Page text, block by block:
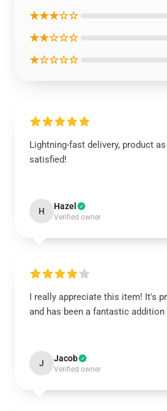
★★★☆☆
★★☆☆☆
★☆☆☆☆
Lightning-fast delivery, product
satisfied!
H Hazel
Verified owner
I really appreciate this item! It's
and has been a fantastic
J Jacob
Verified owner